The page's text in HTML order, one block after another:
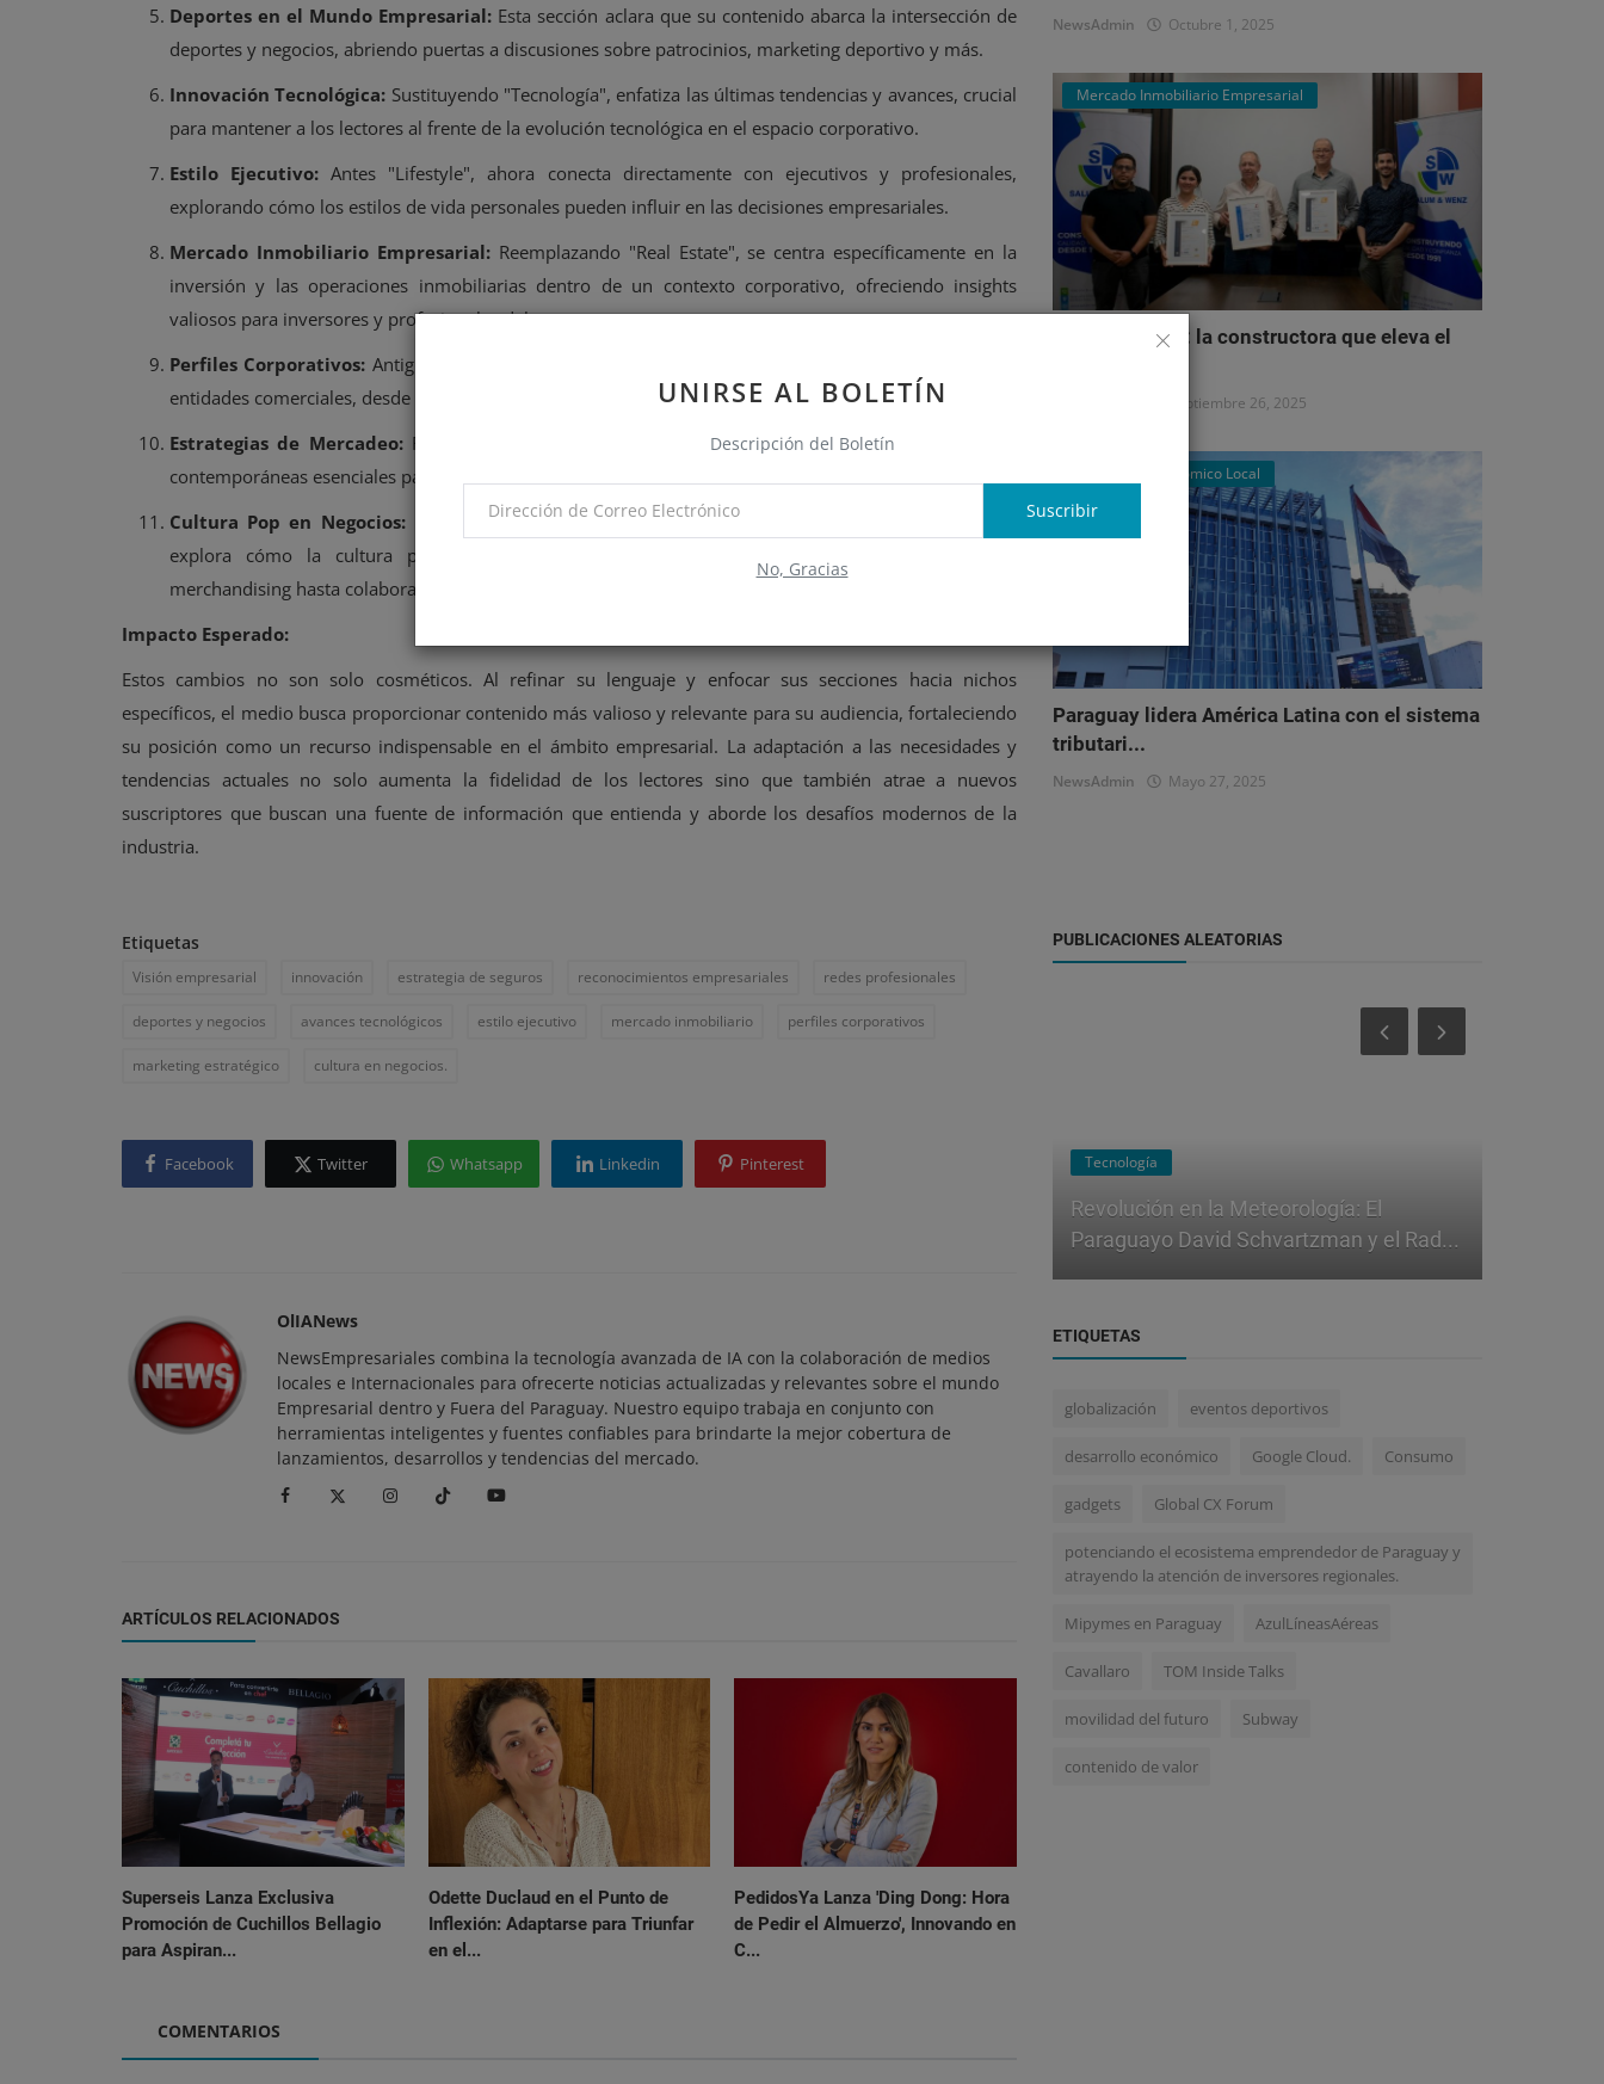
UNIRSE AL BOLETÍN
Descripción del Boletín
Suscribir
No, Gracias
Deportes en el Mundo Empresarial: Esta sección aclara que su contenido abarca la intersección de
deportes y negocios, abriendo puertas a discusiones sobre patrocinios, marketing deportivo y más.
Innovación Tecnológica: Sustituyendo "Tecnología", enfatiza las últimas tendencias y avances, crucial
para mantener a los lectores al frente de la evolución tecnológica en el espacio corporativo.
Estilo Ejecutivo: Antes "Lifestyle", ahora conecta directamente con ejecutivos y profesionales,
explorando cómo los estilos de vida personales pueden influir en las decisiones empresariales.
Mercado Inmobiliario Empresarial:Reemplazando "Real Estate", se centra específicamente en la
inversión y las operaciones inmobiliarias dentro de un contexto corporativo, ofreciendo insights
valiosos para inversores y profesionales del sector.
Perfiles Corporativos: Antiguamente "Empresas", esta nueva sección promete análisis detallados de
entidades comerciales, desde startups innovadoras hasta multinacionales consolidadas.
Estrategias de Mercadeo:Renovando "Marketing", amplía el enfoque hacia tácticas y estrategias
contemporáneas esenciales para el éxito en el mercado actual.
Cultura Pop en Negocios:Este cambio de "Cultura y Espectáculos" a un enfoque más comercial
explora cómo la cultura popular puede ser aprovechada en estrategias de negocio, desde
merchandising hasta colaboraciones de marca.
Impacto Esperado:
Estos cambios no son solo cosméticos. Al refinar su lenguaje y enfocar sus secciones hacia nichos
específicos, el medio busca proporcionar contenido más valioso y relevante para su audiencia, fortaleciendo
su posición como un recurso indispensable en el ámbito empresarial. La adaptación a las necesidades y
tendencias actuales no solo aumenta la fidelidad de los lectores sino que también atrae a nuevos
suscriptores que buscan una fuente de información que entienda y aborde los desafíos modernos de la
industria.
Etiquetas
Visión empresarial innovación estrategia de seguros reconocimientos empresariales redes profesionales
deportes y negocios avances tecnológicos estilo ejecutivo mercado inmobiliario perfiles corporativos
marketing estratégico cultura en negocios.
Facebook Twitter Whatsapp Linkedin Pinterest
OlIANews
NewsEmpresariales combina la tecnología avanzada de IA con la colaboración de medios
locales e Internacionales para ofrecerte noticias actualizadas y relevantes sobre el mundo
Empresarial dentro y Fuera del Paraguay. Nuestro equipo trabaja en conjunto con
herramientas inteligentes y fuentes confiables para brindarte la mejor cobertura de
lanzamientos, desarrollos y tendencias del mercado.
ARTÍCULOS RELACIONADOS
Superseis Lanza Exclusiva
Promoción de Cuchillos Bellagio
para Aspiran...
Odette Duclaud en el Punto de
Inflexión: Adaptarse para Triunfar
en el...
PedidosYa Lanza 'Ding Dong: Hora
de Pedir el Almuerzo', Innovando en
C...
COMENTARIOS
NewsAdmin Octubre 1, 2025
Mercado Inmobiliario Empresarial
Salum & Wenz: la constructora que eleva el
Septiembre 26, 2025
Panorama Económico Local
Paraguay lidera América Latina con el sistema
tributari...
NewsAdmin Mayo 27, 2025
PUBLICACIONES ALEATORIAS
Tecnología Tecnología
Chaco Lidera la Formalización de
Mipymes en Paraguay, Impulsando el
Em...
ETIQUETAS
globalización eventos deportivos
desarrollo económico Google Cloud. Consumo
gadgets Global CX Forum
potenciando el ecosistema emprendedor de Paraguay y
atrayendo la atención de inversores regionales.
Mipymes en Paraguay AzulLíneasAéreas
Cavallaro TOM Inside Talks
movilidad del futuro Subway
contenido de valor